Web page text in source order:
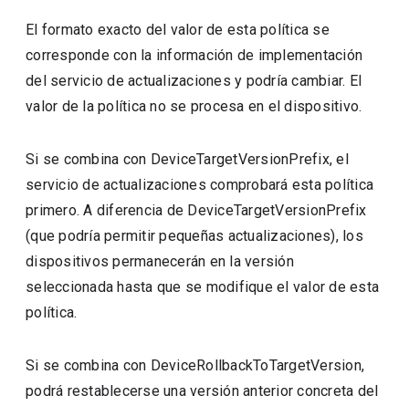
El formato exacto del valor de esta política se
corresponde con la información de implementación
del servicio de actualizaciones y podría cambiar. El
valor de la política no se procesa en el dispositivo.
Si se combina con DeviceTargetVersionPrefix, el
servicio de actualizaciones comprobará esta política
primero. A diferencia de DeviceTargetVersionPrefix
(que podría permitir pequeñas actualizaciones), los
dispositivos permanecerán en la versión
seleccionada hasta que se modifique el valor de esta
política.
Si se combina con DeviceRollbackToTargetVersion,
podrá restablecerse una versión anterior concreta del